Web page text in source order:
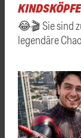
😂🎬 Sie sind
legendäre